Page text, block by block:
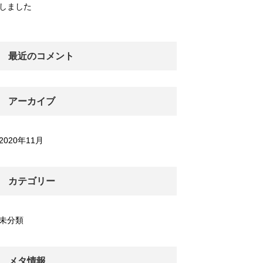
しました
最近のコメント
アーカイブ
2020年11月
カテゴリー
分類
メタ情報